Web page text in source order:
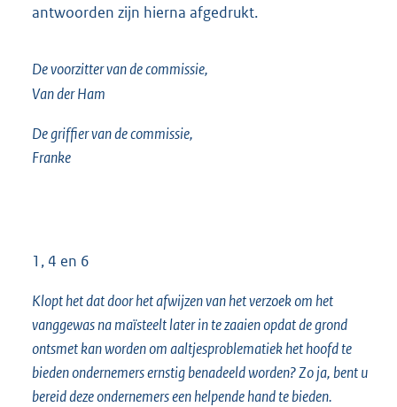
antwoorden zijn hierna afgedrukt.
De voorzitter van de commissie,
Van der Ham
De griffier van de commissie,
Franke
1, 4 en 6
Klopt het dat door het afwijzen van het verzoek om het
vanggewas na maïsteelt later in te zaaien opdat de grond
ontsmet kan worden om aaltjesproblematiek het hoofd te
bieden ondernemers ernstig benadeeld worden? Zo ja, bent u
bereid deze ondernemers een helpende hand te bieden.